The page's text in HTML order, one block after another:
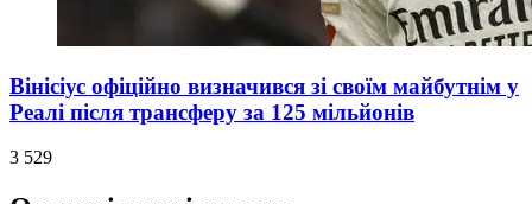
Вінісіус офіційно визначився зі своїм майбутнім у
Реалі після трансферу за 125 мільйонів
3 529